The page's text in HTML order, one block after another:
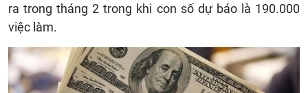
ra trong tháng 2 trong khi con số dự báo là 190.000
việc làm.